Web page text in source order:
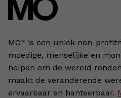
MO* is een uniek non-
moedige, menselijke en
helpen om de wereld
maakt de veranderende
ervaarbaar en hanteerbaar.